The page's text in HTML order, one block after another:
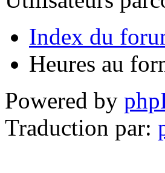
Index du
Heures au
Powered by
Traduction par: